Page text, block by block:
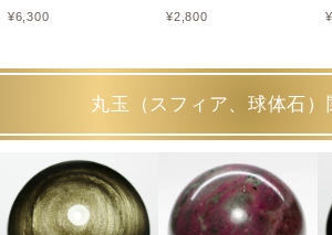
¥6,300 ¥2,800 ¥
丸玉（スフィア、球体石）